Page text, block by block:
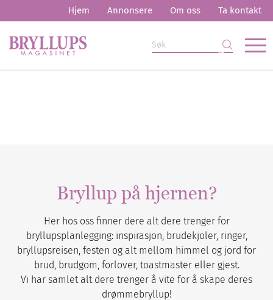
Hjem Annonsere Om oss Ta kontakt
Bryllup på hjernen?
Her hos oss finner dere alt dere trenger for
bryllupsplanlegging: inspirasjon, brudekjoler, ringer,
bryllupsreisen, festen og alt mellom himmel og jord for
brud, brudgom, forlover, toastmaster eller gjest.
Vi har samlet alt dere trenger å vite for å skape deres
drømmebryllup!